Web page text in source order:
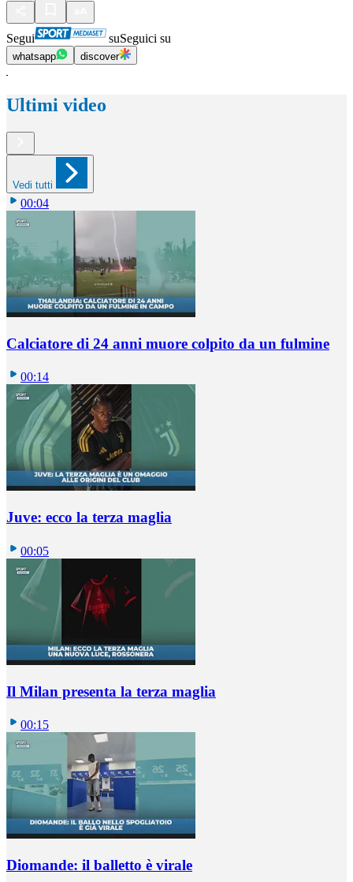
Segui suSeguici su
whatsapp discover
Ultimi video
Vedi tutti
00:04
Calciatore di 24 anni muore colpito da un fulmine
00:14
Juve: ecco la terza maglia
00:05
Il Milan presenta la terza maglia
00:15
Diomande: il balletto è virale